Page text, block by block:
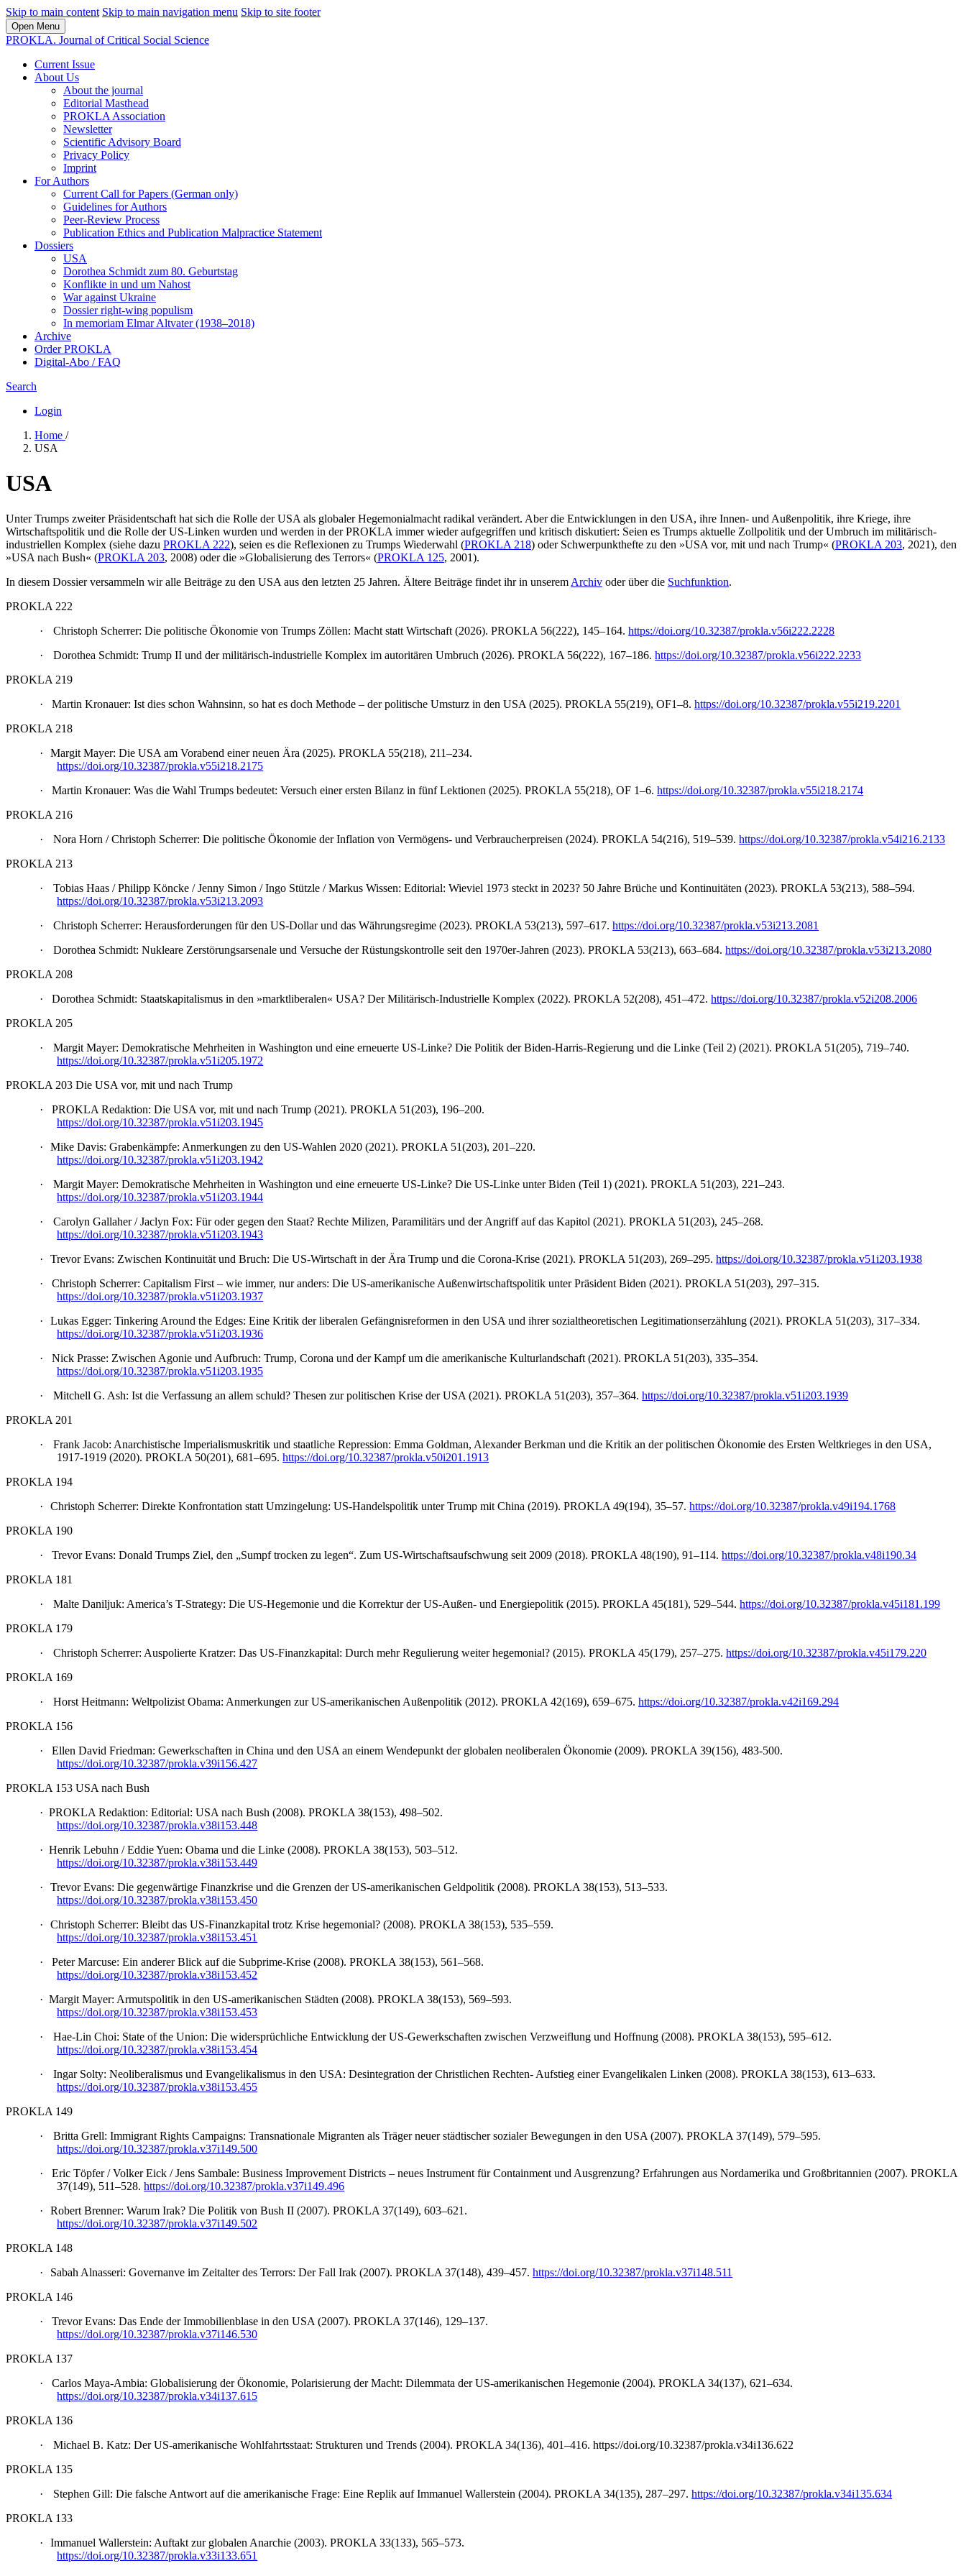
Skip to main content Skip to main navigation menu Skip to site footer
Open Menu
PROKLA. Journal of Critical Social Science
Current Issue
About Us
About the journal
Editorial Masthead
PROKLA Association
Newsletter
Scientific Advisory Board
Privacy Policy
Imprint
For Authors
Current Call for Papers (German only)
Guidelines for Authors
Peer-Review Process
Publication Ethics and Publication Malpractice Statement
Dossiers
USA
Dorothea Schmidt zum 80. Geburtstag
Konflikte in und um Nahost
War against Ukraine
Dossier right-wing populism
In me­mo­ri­am Elmar Altvater (1938–2018)
Archive
Order PROKLA
Digital-Abo / FAQ
Search
Login
Home /
USA
USA
Unter Trumps zweiter Präsidentschaft hat sich die Rolle der USA als globaler Hegemonialmacht radikal verändert. Aber die Entwicklungen in den USA, ihre Innen- und Außenpolitik, ihre Kriege, ihre
Wirtschaftspolitik und die Rolle der US-Linken wurden und werden in der PROKLA immer wieder aufgegriffen und kritisch diskutiert: Seien es Trumps aktuelle Zollpolitik und der Umbruch im militärisch-
industriellen Komplex (siehe dazu PROKLA 222), seien es die Reflexionen zu Trumps Wiederwahl (PROKLA 218) oder Schwerpunkthefte zu den »USA vor, mit und nach Trump« (PROKLA 203, 2021), den
»USA nach Bush« (PROKLA 203, 2008) oder die »Globalisierung des Terrors« (PROKLA 125, 2001).
In diesem Dossier versammeln wir alle Beiträge zu den USA aus den letzten 25 Jahren. Ältere Beiträge findet ihr in unserem Archiv oder über die Suchfunktion.
PROKLA 222
·
Christoph Scherrer: Die politische Ökonomie von Trumps Zöllen: Macht statt Wirtschaft (2026). PROKLA 56(222), 145–164.https://doi.org/10.32387/prokla.v56i222.2228
·
Dorothea Schmidt: Trump II und der militärisch-industrielle Komplex im autoritären Umbruch (2026). PROKLA 56(222), 167–186.https://doi.org/10.32387/prokla.v56i222.2233
PROKLA 219
·
Martin Kronauer: Ist dies schon Wahnsinn, so hat es doch Methode – der politische Umsturz in den USA (2025). PROKLA 55(219), OF1–8.https://doi.org/10.32387/prokla.v55i219.2201
PROKLA 218
·
Margit Mayer: Die USA am Vorabend einer neuen Ära (2025). PROKLA 55(218), 211–234.
https://doi.org/10.32387/prokla.v55i218.2175
·
Martin Kronauer: Was die Wahl Trumps bedeutet: Versuch einer ersten Bilanz in fünf Lektionen (2025). PROKLA 55(218), OF 1–6.https://doi.org/10.32387/prokla.v55i218.2174
PROKLA 216
·
Nora Horn / Christoph Scherrer: Die politische Ökonomie der Inflation von Vermögens- und Verbraucherpreisen (2024). PROKLA 54(216), 519–539.https://doi.org/10.32387/prokla.v54i216.2133
PROKLA 213
·
Tobias Haas / Philipp Köncke / Jenny Simon / Ingo Stützle / Markus Wissen: Editorial: Wieviel 1973 steckt in 2023? 50 Jahre Brüche und Kontinuitäten (2023). PROKLA 53(213), 588–594.
https://doi.org/10.32387/prokla.v53i213.2093
·
Christoph Scherrer: Herausforderungen für den US-Dollar und das Währungsregime (2023). PROKLA 53(213), 597–617.https://doi.org/10.32387/prokla.v53i213.2081
·
Dorothea Schmidt: Nukleare Zerstörungsarsenale und Versuche der Rüstungskontrolle seit den 1970er-Jahren (2023). PROKLA 53(213), 663–684.https://doi.org/10.32387/prokla.v53i213.2080
PROKLA 208
·
Dorothea Schmidt: Staatskapitalismus in den »marktliberalen« USA? Der Militärisch-Industrielle Komplex (2022). PROKLA 52(208), 451–472.https://doi.org/10.32387/prokla.v52i208.2006
PROKLA 205
·
Margit Mayer: Demokratische Mehrheiten in Washington und eine erneuerte US-Linke? Die Politik der Biden-Harris-Regierung und die Linke (Teil 2) (2021). PROKLA 51(205), 719–740.
https://doi.org/10.32387/prokla.v51i205.1972
PROKLA 203 Die USA vor, mit und nach Trump
·
PROKLA Redaktion: Die USA vor, mit und nach Trump (2021). PROKLA 51(203), 196–200.
https://doi.org/10.32387/prokla.v51i203.1945
·
Mike Davis: Grabenkämpfe: Anmerkungen zu den US-Wahlen 2020 (2021). PROKLA 51(203), 201–220.
https://doi.org/10.32387/prokla.v51i203.1942
·
Margit Mayer: Demokratische Mehrheiten in Washington und eine erneuerte US-Linke? Die US-Linke unter Biden (Teil 1) (2021). PROKLA 51(203), 221–243.
https://doi.org/10.32387/prokla.v51i203.1944
·
Carolyn Gallaher / Jaclyn Fox: Für oder gegen den Staat? Rechte Milizen, Paramilitärs und der Angriff auf das Kapitol (2021). PROKLA 51(203), 245–268.
https://doi.org/10.32387/prokla.v51i203.1943
·
Trevor Evans: Zwischen Kontinuität und Bruch: Die US-Wirtschaft in der Ära Trump und die Corona-Krise (2021). PROKLA 51(203), 269–295.https://doi.org/10.32387/prokla.v51i203.1938
·
Christoph Scherrer: Capitalism First – wie immer, nur anders: Die US-amerikanische Außenwirtschaftspolitik unter Präsident Biden (2021). PROKLA 51(203), 297–315.
https://doi.org/10.32387/prokla.v51i203.1937
·
Lukas Egger: Tinkering Around the Edges: Eine Kritik der liberalen Gefängnisreformen in den USA und ihrer sozialtheoretischen Legitimationserzählung (2021). PROKLA 51(203), 317–334.
https://doi.org/10.32387/prokla.v51i203.1936
·
Nick Prasse: Zwischen Agonie und Aufbruch: Trump, Corona und der Kampf um die amerikanische Kulturlandschaft (2021). PROKLA 51(203), 335–354.
https://doi.org/10.32387/prokla.v51i203.1935
·
Mitchell G. Ash: Ist die Verfassung an allem schuld? Thesen zur politischen Krise der USA (2021). PROKLA 51(203), 357–364.https://doi.org/10.32387/prokla.v51i203.1939
PROKLA 201
·
Frank Jacob: Anarchistische Imperialismuskritik und staatliche Repression: Emma Goldman, Alexander Berkman und die Kritik an der politischen Ökonomie des Ersten Weltkrieges in den USA,
1917-1919 (2020). PROKLA 50(201), 681–695.https://doi.org/10.32387/prokla.v50i201.1913
PROKLA 194
·
Christoph Scherrer: Direkte Konfrontation statt Umzingelung: US-Handelspolitik unter Trump mit China (2019). PROKLA 49(194), 35–57.https://doi.org/10.32387/prokla.v49i194.1768
PROKLA 190
·
Trevor Evans: Donald Trumps Ziel, den „Sumpf trocken zu legen“. Zum US-Wirtschaftsaufschwung seit 2009 (2018). PROKLA 48(190), 91–114.https://doi.org/10.32387/prokla.v48i190.34
PROKLA 181
·
Malte Daniljuk: America’s T-Strategy: Die US-Hegemonie und die Korrektur der US-Außen- und Energiepolitik (2015). PROKLA 45(181), 529–544.https://doi.org/10.32387/prokla.v45i181.199
PROKLA 179
·
Christoph Scherrer: Auspolierte Kratzer: Das US-Finanzkapital: Durch mehr Regulierung weiter hegemonial? (2015). PROKLA 45(179), 257–275.https://doi.org/10.32387/prokla.v45i179.220
PROKLA 169
·
Horst Heitmann: Weltpolizist Obama: Anmerkungen zur US-amerikanischen Außenpolitik (2012). PROKLA 42(169), 659–675.https://doi.org/10.32387/prokla.v42i169.294
PROKLA 156
·
Ellen David Friedman: Gewerkschaften in China und den USA an einem Wendepunkt der globalen neoliberalen Ökonomie (2009). PROKLA 39(156), 483-500.
https://doi.org/10.32387/prokla.v39i156.427
PROKLA 153 USA nach Bush
· PROKLA Redaktion: Editorial: USA nach Bush (2008). PROKLA 38(153), 498–502.
https://doi.org/10.32387/prokla.v38i153.448
· Henrik Lebuhn / Eddie Yuen: Obama und die Linke (2008). PROKLA 38(153), 503–512.
https://doi.org/10.32387/prokla.v38i153.449
·
Trevor Evans: Die gegenwärtige Finanzkrise und die Grenzen der US-amerikanischen Geldpolitik (2008). PROKLA 38(153), 513–533.
https://doi.org/10.32387/prokla.v38i153.450
·
Christoph Scherrer: Bleibt das US-Finanzkapital trotz Krise hegemonial? (2008). PROKLA 38(153), 535–559.
https://doi.org/10.32387/prokla.v38i153.451
·
Peter Marcuse: Ein anderer Blick auf die Subprime-Krise (2008). PROKLA 38(153), 561–568.
https://doi.org/10.32387/prokla.v38i153.452
· Margit Mayer: Armutspolitik in den US-amerikanischen Städten (2008). PROKLA 38(153), 569–593.
https://doi.org/10.32387/prokla.v38i153.453
·
Hae-Lin Choi: State of the Union: Die widersprüchliche Entwicklung der US-Gewerkschaften zwischen Verzweiflung und Hoffnung (2008). PROKLA 38(153), 595–612.
https://doi.org/10.32387/prokla.v38i153.454
·
Ingar Solty: Neoliberalismus und Evangelikalismus in den USA: Desintegration der Christlichen Rechten- Aufstieg einer Evangelikalen Linken (2008). PROKLA 38(153), 613–633.
https://doi.org/10.32387/prokla.v38i153.455
PROKLA 149
·
Britta Grell: Immigrant Rights Campaigns: Transnationale Migranten als Träger neuer städtischer sozialer Bewegungen in den USA (2007). PROKLA 37(149), 579–595.
https://doi.org/10.32387/prokla.v37i149.500
·
Eric Töpfer / Volker Eick / Jens Sambale: Business Improvement Districts – neues Instrument für Containment und Ausgrenzung? Erfahrungen aus Nordamerika und Großbritannien (2007). PROKLA
37(149), 511–528.https://doi.org/10.32387/prokla.v37i149.496
·
Robert Brenner: Warum Irak? Die Politik von Bush II (2007). PROKLA 37(149), 603–621.
https://doi.org/10.32387/prokla.v37i149.502
PROKLA 148
·
Sabah Alnasseri: Governanve im Zeitalter des Terrors: Der Fall Irak (2007). PROKLA 37(148), 439–457.https://doi.org/10.32387/prokla.v37i148.511
PROKLA 146
·
Trevor Evans: Das Ende der Immobilienblase in den USA (2007). PROKLA 37(146), 129–137.
https://doi.org/10.32387/prokla.v37i146.530
PROKLA 137
·
Carlos Maya-Ambia: Globalisierung der Ökonomie, Polarisierung der Macht: Dilemmata der US-amerikanischen Hegemonie (2004). PROKLA 34(137), 621–634.
https://doi.org/10.32387/prokla.v34i137.615
PROKLA 136
·
Michael B. Katz: Der US-amerikanische Wohlfahrtsstaat: Strukturen und Trends (2004). PROKLA 34(136), 401–416. https://doi.org/10.32387/prokla.v34i136.622
PROKLA 135
·
Stephen Gill: Die falsche Antwort auf die amerikanische Frage: Eine Replik auf Immanuel Wallerstein (2004). PROKLA 34(135), 287–297.https://doi.org/10.32387/prokla.v34i135.634
PROKLA 133
·
Immanuel Wallerstein: Auftakt zur globalen Anarchie (2003). PROKLA 33(133), 565–573.
https://doi.org/10.32387/prokla.v33i133.651